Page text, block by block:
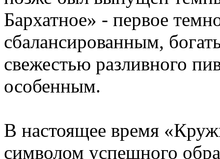
Бархатное» - первое
сбалансированным,
свежестью разливного
особенным.
В настоящее время
символом успешного